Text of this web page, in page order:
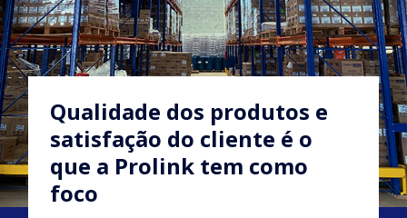
Qualidade dos produtos e
satisfação do cliente é o
que a Prolink tem como
foco